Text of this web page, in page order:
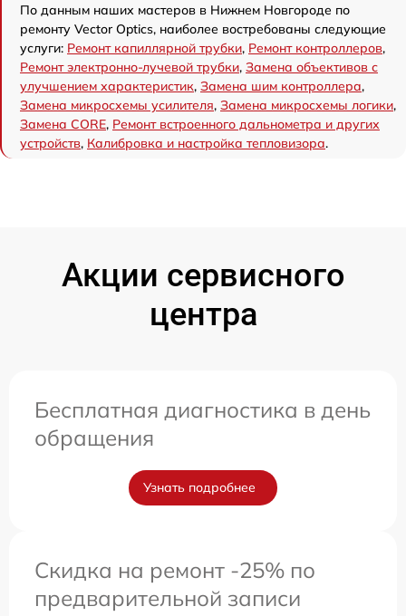
По данным наших мастеров в Нижнем Новгороде по
ремонту Vector Optics, наиболее востребованы следующие
услуги: Ремонт капиллярной трубки, Ремонт контроллеров,
Ремонт электронно-лучевой трубки, Замена объективов с
улучшением характеристик, Замена шим контроллера,
Замена микросхемы усилителя, Замена микросхемы логики,
Замена CORE, Ремонт встроенного дальнометра и других
устройств, Калибровка и настройка тепловизора.
Акции сервисного
центра
Бесплатная диагностика в день
обращения
Узнать подробнее
Скидка на ремонт -25% по
предварительной записи